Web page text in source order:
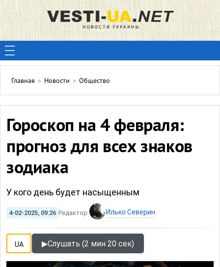
Главная » Новости » Общество
Гороскоп на 4 февраля:
прогноз для всех знаков
зодиака
У кого день будет насыщенным
4-02-2025, 09:26 Редактор: Илько Северин
UA ▶Слушать (2 мин 20 сек)